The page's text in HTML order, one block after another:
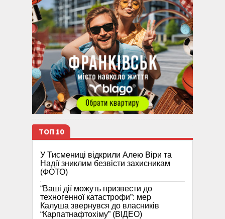
ТОП 10
У Тисмениці відкрили Алею Віри та
Надії зниклим безвісти захисникам
(ФОТО)
“Ваші дії можуть призвести до
техногенної катастрофи”: мер
Калуша звернувся до власників
“Карпатнафтохіму” (ВІДЕО)